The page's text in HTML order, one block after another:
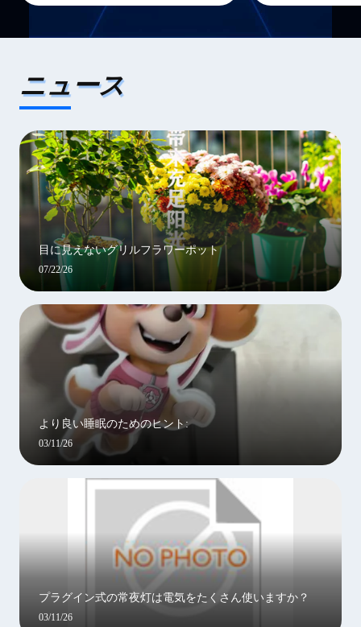
ニュース
目に見えないグリルフラワーポット
07/22/26
より良い睡眠のためのヒント:
03/11/26
プラグイン式の常夜灯は電気をたくさん使いますか？
03/11/26